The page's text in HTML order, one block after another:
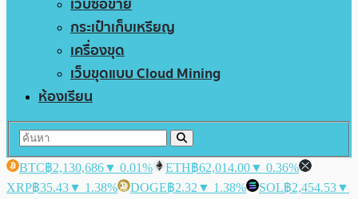
กระเป๋าเก็บเหรียญ
เครื่องขุด
เว็บขุดแบบ Cloud Mining
ห้องเรียน
BTC฿2,130,686▼ 0.01% ETH฿62,014.00▼ 0.36%
XRP฿35.43▼ 1.38% DOGE฿2.32 ▼ 1.38% SOL฿2,454.53▼